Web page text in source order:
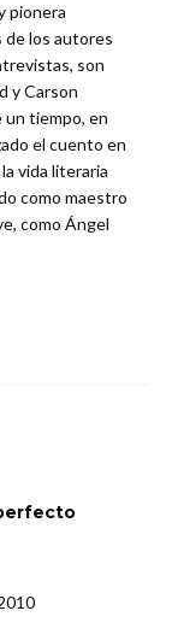
pionera
de los autores
son
y Carson
un tiempo, en
el cuento en
vida literaria
como maestro
como Ángel